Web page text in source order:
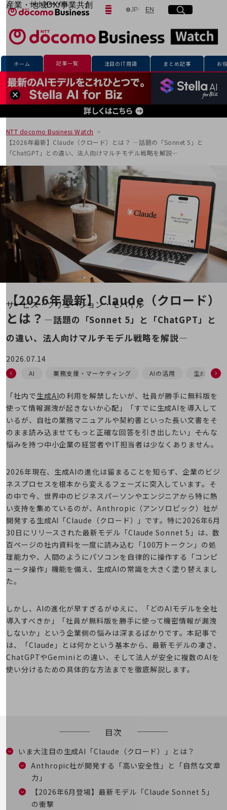
産業・地域DX/事業共創
OPEN HUB for Plural Futures
自律・分散・協調型社会の実現を目指し、
「社会可能性」を探究・実装する事業共創エコシステムです。
OPEN HUB for Plural Futuresとは
イベント/ウェビナー
記事コンテンツ
プレイヤー(カタリスト/パートナー企業)
事例
Smart World
産業・地域DXプラットフォーマーとして
企業と地域が持続成長する社会を目指します
Smart City
Smart Education
Smart Healthcare
Smart Industry
Smart Mobility
Smart Worksite
生成AI(Generative AI)
地域の取り組み
地域社会を支える皆さまと地域課題の解決や
地域経済のさらなる活性化に取り組みます
自治体・地域社会との共創
LGPF(Local Government Platform)
別ウィンドウで開きます
サービス・ソリューション・モバイル
サービス・ソリューションTOP
DXに関する課題を解決する
サービス・ソリューションをご紹介
カテゴリーで探すTOP
クラウド・データセンター
電話・映像コミュニケーション
セキュリティ
IoT
AI
データ利活用
運用管理
業務支援・マーケティング
災害対策・BCP
課題・ニーズで探す
コミュニケーション・情報共有
マーケティング
業務効率化
顧客体験（CX）改善
自動化・省電化
人材不足解消
業種・業態で探す
JP日本語
ENEnglish
サイト内検索
開く
メニュー
開く
フリーワードを入力して探す
フリーワードでNTTドコモビジネスの
検索する
ホーム 記事一覧 注目のIT用語 まとめ記事 お
NTT docomo Business Watch
【2026年最新】Claude（クロード）とは？ ―話題の「Sonnet 5」と
「ChatGPT」との違い、法人向けマルチモデル戦略を解説―
【2026年最新】Claude（クロード）
とは？ ―話題の「Sonnet 5」と「ChatGPT」と
の違い、法人向けマルチモデル戦略を解説―
2026.07.14
AI 業務支援・マーケティング AIの活用 生成AI
「社内で生成AIの利用を解禁したいが、社員が勝手に無料版を
使って情報漏洩が起きないか心配」「すでに生成AIを導入して
いるが、自社の業務マニュアルや契約書といった長い文書をそ
のまま読み込ませてもっと正確な回答を引き出したい」――そんな
悩みを持つ中小企業の経営者やIT担当者は少なくありません。
2026年現在、生成AIの進化は留まることを知らず、企業のビジ
ネスプロセスを根本から変えるフェーズに突入しています。そ
の中で今、世界中のビジネスパーソンやエンジニアから特に熱
い支持を集めているのが、Anthropic（アンソロピック）社が
開発する生成AI「Claude（クロード）」です。特に2026年6月
30日にリリースされた最新モデル「Claude Sonnet 5」は、数
百ページの社内資料を一度に読み込む「100万トークン」の処
理能力や、人間のようにパソコンを自律的に操作する「コンピ
ュータ操作」機能を備え、生成AIの常識を大きく塗り替えまし
た。
しかし、AIの進化が早すぎるがゆえに、「どのAIモデルを全社
導入すべきか」「社員が無料版を勝手に使って機密情報が漏洩
しないか」という企業側の悩みは深まるばかりです。本記事で
は、「Claude」とは何かという基本から、最新モデルの凄さ、
ChatGPTやGeminiとの違い、そして法人が安全に複数のAIを
使い分けるための具体的な方法までを徹底解説します。
目次
いま大注目の生成AI「Claude（クロード）」とは？
Anthropic社が開発する「高い安全性」と「自然な文章
力」
【2026年6月登場】最新モデル「Claude Sonnet 5」
の衝撃